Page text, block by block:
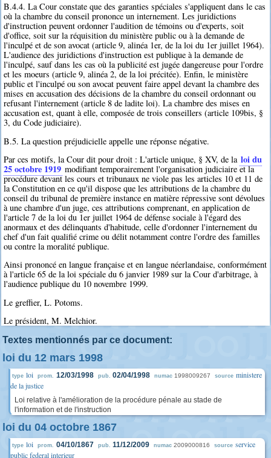
B.4.4. La Cour constate que des garanties spéciales s'appliquent dans le cas
où la chambre du conseil prononce un internement. Les juridictions
d'instruction peuvent ordonner l'audition de témoins ou d'experts, soit
d'office, soit sur la réquisition du ministère public ou à la demande de
l'inculpé et de son avocat (article 9, alinéa 1er, de la loi du 1er juillet 1964).
L'audience des juridictions d'instruction est publique à la demande de
l'inculpé, sauf dans les cas où la publicité est jugée dangereuse pour l'ordre
et les moeurs (article 9, alinéa 2, de la loi précitée). Enfin, le ministère
public et l'inculpé ou son avocat peuvent faire appel devant la chambre des
mises en accusation des décisions de la chambre du conseil ordonnant ou
refusant l'internement (article 8 de ladite loi). La chambre des mises en
accusation est, quant à elle, composée de trois conseillers (article 109bis, §
3, du Code judiciaire).
B.5. La question préjudicielle appelle une réponse négative.
Par ces motifs, la Cour dit pour droit : L'article unique, § XV, de la loi du
25 octobre 1919 modifiant temporairement l'organisation judiciaire et la
procédure devant les cours et tribunaux ne viole pas les articles 10 et 11 de
la Constitution en ce qu'il dispose que les attributions de la chambre du
conseil du tribunal de première instance en matière répressive sont dévolues
à une chambre d'un juge, ces attributions comprenant, en application de
l'article 7 de la loi du 1er juillet 1964 de défense sociale à l'égard des
anormaux et des délinquants d'habitude, celle d'ordonner l'internement du
chef d'un fait qualifié crime ou délit notamment contre l'ordre des familles
ou contre la moralité publique.
Ainsi prononcé en langue française et en langue néerlandaise, conformément
à l'article 65 de la loi spéciale du 6 janvier 1989 sur la Cour d'arbitrage, à
l'audience publique du 10 novembre 1999.
Le greffier, L. Potoms.
Le président, M. Melchior.
Textes mentionnés par ce document:
loi du 12 mars 1998
type loi prom. 12/03/1998 pub. 02/04/1998 numac 1998009267 source ministere
de la justice
Loi relative à l'amélioration de la procédure pénale au stade de
l'information et de l'instruction
loi du 04 octobre 1867
type loi prom. 04/10/1867 pub. 11/12/2009 numac 2009000816 source service
public federal interieur